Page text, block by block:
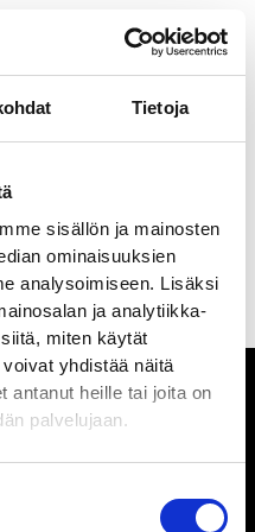
Tietoja
sisällön ja mainosten
ominaisuuksien
analysoimiseen. Lisäksi
ja analytiikka-
miten käytät
yhdistää näitä
antanut heille tai joita on
palvelujaan.
Pori